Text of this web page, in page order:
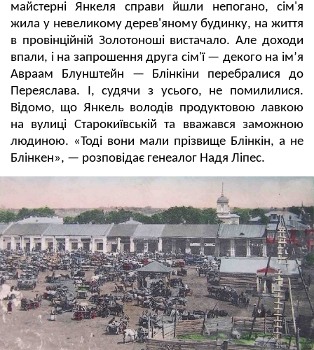
майстерні Янкеля справи йшли непогано, сім'я
жила у невеликому дерев'яному будинку, на життя
в провінційній Золотоноші вистачало. Але доходи
впали, і на запрошення друга сім'ї — декого на імʼя
Авраам Блунштейн — Блінкіни перебралися до
Переяслава. І, судячи з усього, не помилилися.
Відомо, що Янкель володів продуктовою лавкою
на вулиці Старокиївській та вважався заможною
людиною. «Тоді вони мали прізвище Блінкін, а не
Блінкен», — розповідає генеалог Надя Ліпес.